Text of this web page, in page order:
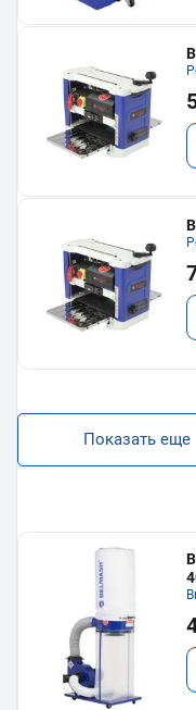
Показать еще